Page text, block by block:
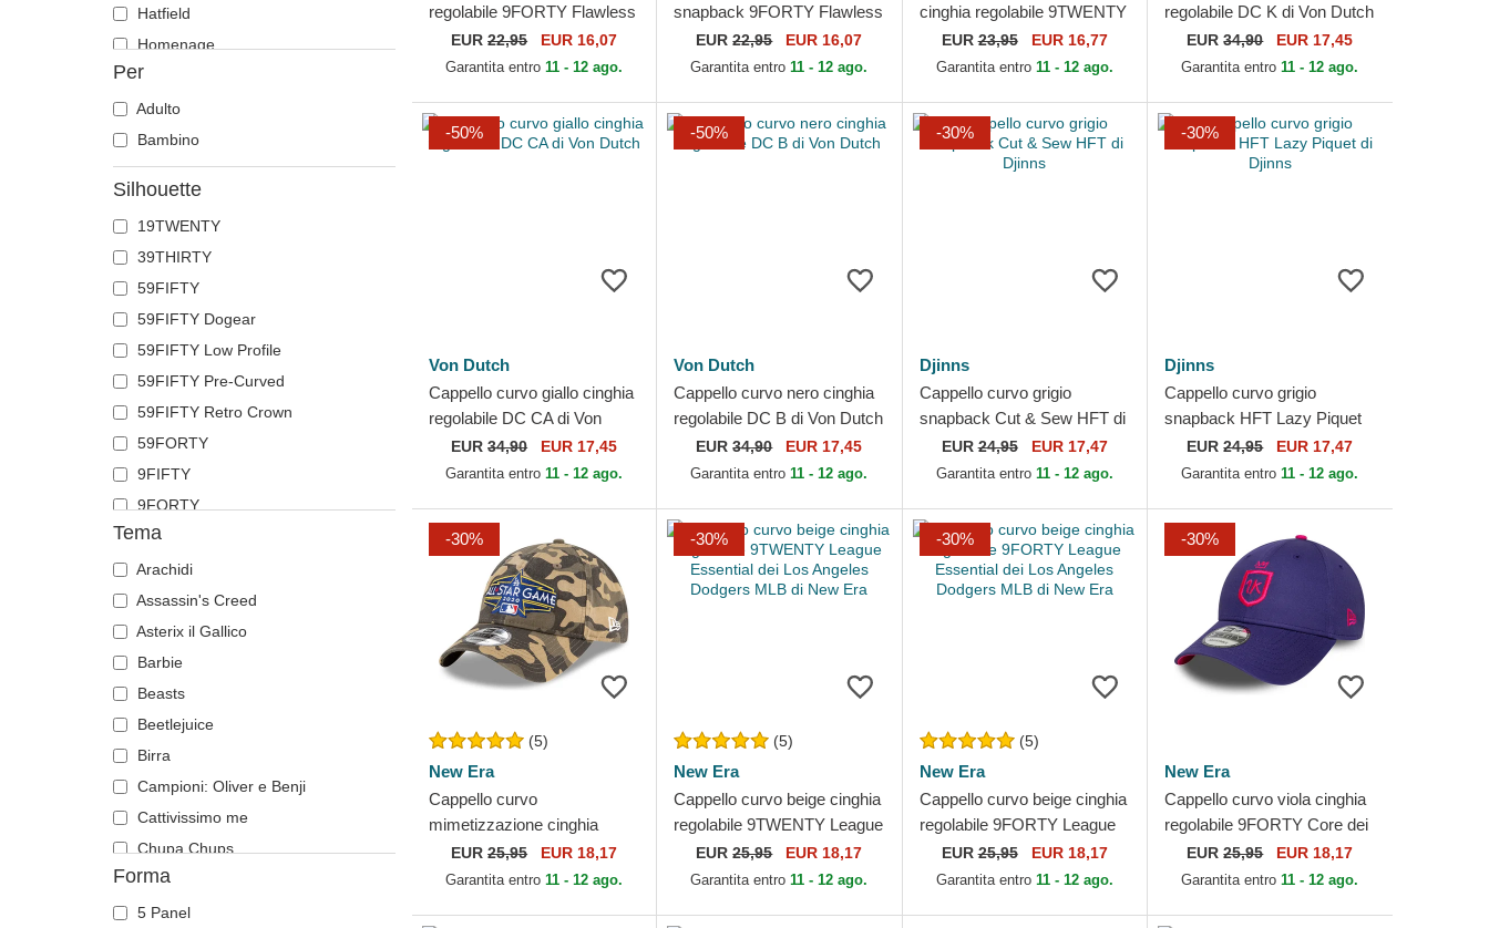
Drago
Farfalla
Fenice
Fenicottero
Foca
Formica
Gabbiano
Gallo
Gatto
Ghepardo
Granchio
Gufo
Ippopotamo
Labrador retriever
Leone
Leonessa
Libellula
Lucciola
Lucertola
Lupo
Maiale
Mucca
Orso
Pantera
Pastore tedesco
Pecora
Pegaso
Pesce combattente del siam
Pitbull
Procione
Hatfield
Homenage
Kangol
Kimoa
Mitchell & Ness
New Era
Nike
Oblack
Pica Pica
Polo Ralph Lauren
Superdry
The No.1 Face
Von Dutch
Wheels And Waves
Per
Adulto
Bambino
Silhouette
19TWENTY
39THIRTY
59FIFTY
59FIFTY Dogear
59FIFTY Low Profile
59FIFTY Pre-Curved
59FIFTY Retro Crown
59FORTY
9FIFTY
9FORTY
9FORTY APEX
9FORTY M-Crown
9SEVENTY
9TWENTY
A Frame
Casual Classic
E Frame
Open Back
Runner
The 90s
The Ball
The Retro
The Snap
Tema
Arachidi
Assassin's Creed
Asterix il Gallico
Barbie
Beasts
Beetlejuice
Birra
Campioni: Oliver e Benji
Cattivissimo me
Chupa Chups
Città e Spiagge
Cocktail
Forma
5 Panel
regolabile 9FORTY Flawless
dei New York Yankees MLB
di New Era
EUR22,95 EUR 16,07
Garantita entro11 - 12 ago.
snapback 9FORTY Flawless
Mesh dei New York Yankees
MLB di New Era
EUR22,95 EUR 16,07
Garantita entro11 - 12 ago.
cinghia regolabile 9TWENTY
All Star Game Core Classic
dei Los Angeles...
EUR23,95 EUR 16,77
Garantita entro 11 - 12 ago.
regolabile DC K di Von Dutch
EUR34,90 EUR 17,45
Garantita entro11 - 12 ago.
-50%
Von Dutch
Cappello curvo giallo cinghia
regolabile DC CA di Von
Dutch
EUR34,90 EUR 17,45
Garantita entro11 - 12 ago.
-50%
Von Dutch
Cappello curvo nero cinghia
regolabile DC B di Von Dutch
EUR34,90 EUR 17,45
Garantita entro11 - 12 ago.
-30%
Djinns
Cappello curvo grigio
snapback Cut & Sew HFT di
Djinns
EUR24,95 EUR 17,47
Garantita entro 11 - 12 ago.
-30%
Djinns
Cappello curvo grigio
snapback HFT Lazy Piquet
di Djinns
EUR24,95 EUR 17,47
Garantita entro11 - 12 ago.
-30%
(5)
New Era
Cappello curvo
mimetizzazione cinghia
regolabile 9TWENTY All Star
Game Core Classic dei
EUR25,95 EUR 18,17
Garantita entro11 - 12 ago.
-30%
(5)
New Era
Cappello curvo beige cinghia
regolabile 9TWENTY League
Essential dei Los Angeles
Dodgers MLB di...
EUR25,95 EUR 18,17
Garantita entro11 - 12 ago.
-30%
(5)
New Era
Cappello curvo beige cinghia
regolabile 9FORTY League
Essential dei Los Angeles
Dodgers MLB di...
EUR25,95 EUR 18,17
Garantita entro 11 - 12 ago.
-30%
New Era
Cappello curvo viola cinghia
regolabile 9FORTY Core dei
1K FC Kings League di New
Era
EUR25,95 EUR 18,17
Garantita entro11 - 12 ago.